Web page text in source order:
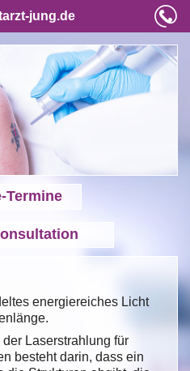
jung.de
Termine
energiereiches Licht
Laserstrahlung für
besteht darin, dass ein